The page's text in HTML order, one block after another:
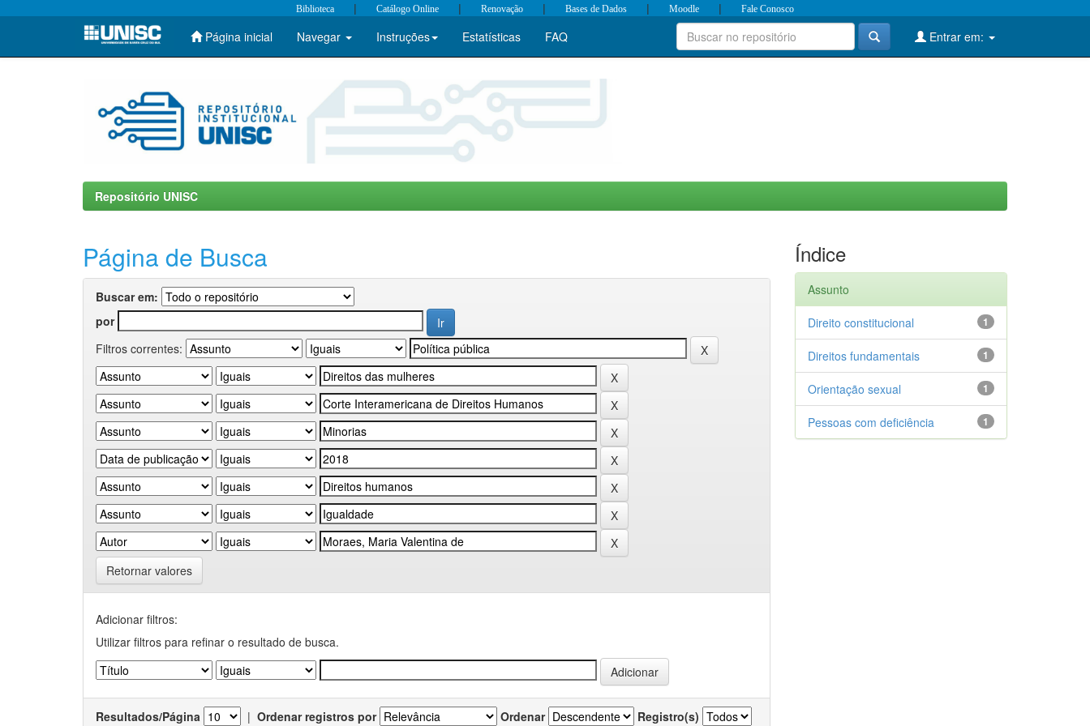
Skip
Biblioteca | Catálogo Online | Renovação | Bases de Dados | Moodle | Fale Conosco
Página inicial Navegar Instruções Estatísticas FAQ Entrar em:
Repositório UNISC
Página de Busca
Buscar em:
por
Filtros correntes:
Retornar valores
Adicionar filtros:
Utilizar filtros para refinar o resultado de busca.
Resultados/Página | Ordenar registros por Ordenar Registro(s)
Índice
Assunto
1
Direito constitucional
1
Direitos fundamentais
1
Orientação sexual
1
Pessoas com deficiência